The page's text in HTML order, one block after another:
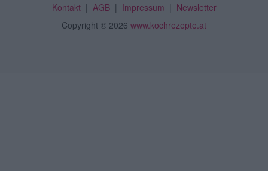
Kontakt| AGB| Impressum | Newsletter
Copyright © 2026 www.kochrezepte.at